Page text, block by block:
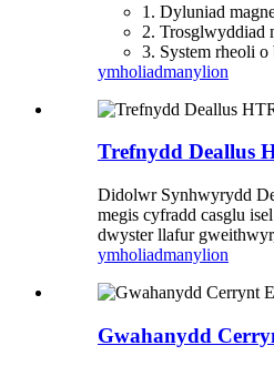
1. Dyluniad
2. Trosglwyddiad
3. System rheoli
ymholiadmanylion
Trefnydd Deallus
Didolwr Synhwyrydd
megis cyfradd casglu
dwyster llafur
ymholiadmanylion
Gwahanydd